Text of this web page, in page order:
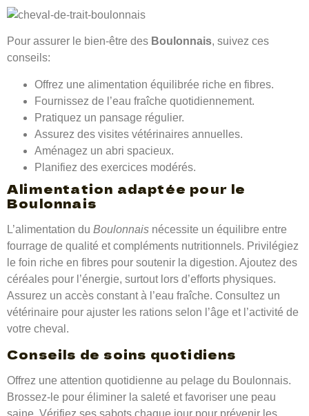
Pour assurer le bien-être des Boulonnais, suivez ces
conseils:
Offrez une alimentation équilibrée riche en fibres.
Fournissez de l’eau fraîche quotidiennement.
Pratiquez un pansage régulier.
Assurez des visites vétérinaires annuelles.
Aménagez un abri spacieux.
Planifiez des exercices modérés.
Alimentation adaptée pour le
Boulonnais
L’alimentation du Boulonnais nécessite un équilibre entre
fourrage de qualité et compléments nutritionnels. Privilégiez
le foin riche en fibres pour soutenir la digestion. Ajoutez des
céréales pour l’énergie, surtout lors d’efforts physiques.
Assurez un accès constant à l’eau fraîche. Consultez un
vétérinaire pour ajuster les rations selon l’âge et l’activité de
votre cheval.
Conseils de soins quotidiens
Offrez une attention quotidienne au pelage du Boulonnais.
Brossez-le pour éliminer la saleté et favoriser une peau
saine. Vérifiez ses sabots chaque jour pour prévenir les